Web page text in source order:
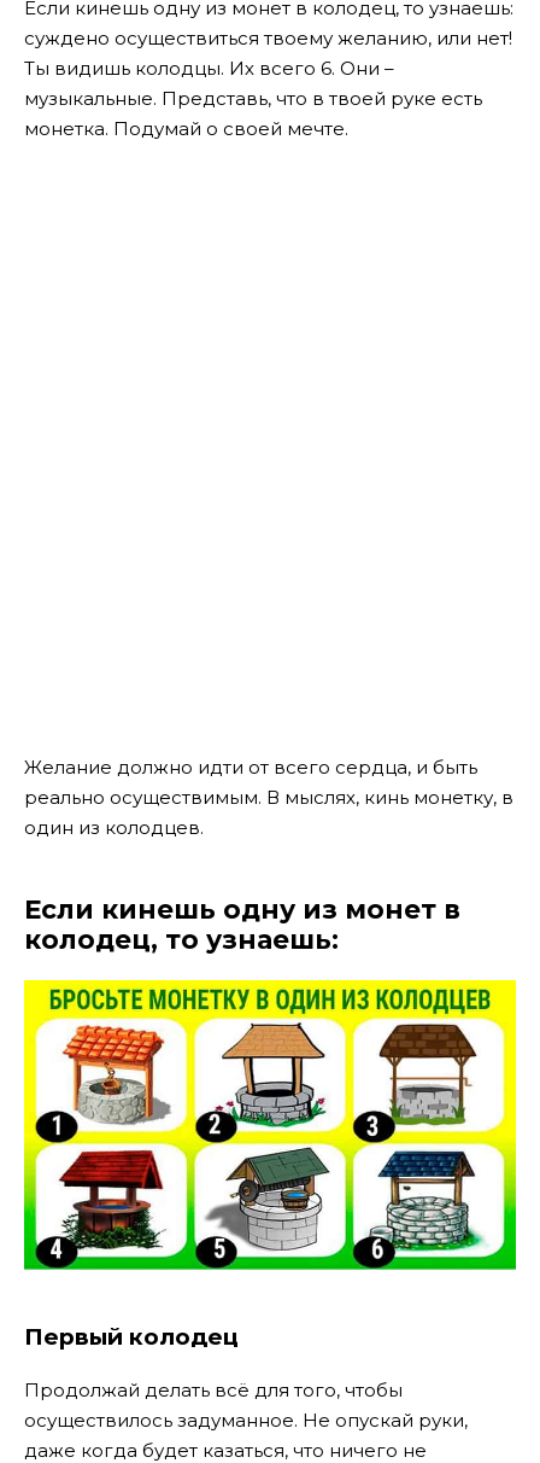
Если кинешь одну из монет в колодец, то узнаешь:
суждено осуществиться твоему желанию, или нет!
Ты видишь колодцы. Их всего 6. Они –
музыкальные. Представь, что в твоей руке есть
монетка. Подумай о своей мечте.
Желание должно идти от всего сердца, и быть
реально осуществимым. В мыслях, кинь монетку, в
один из колодцев.
Если кинешь одну из монет в
колодец, то узнаешь:
Первый колодец
Продолжай делать всё для того, чтобы
осуществилось задуманное. Не опускай руки,
даже когда будет казаться, что ничего не